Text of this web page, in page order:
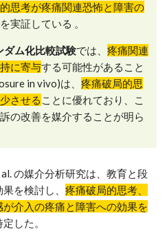
思考が疼痛関連恐怖と障害の
実証している 。
ダム化比較試験では、 疼痛関連
に寄与する可能性があること
in vivo)は、 疼痛破局的思
させる ことに優れており、こ
の改善を媒介することが明ら
の媒介分析研究は、教育と段
を検討し、 疼痛破局的思考、
介入の疼痛と障害への効果を
した。